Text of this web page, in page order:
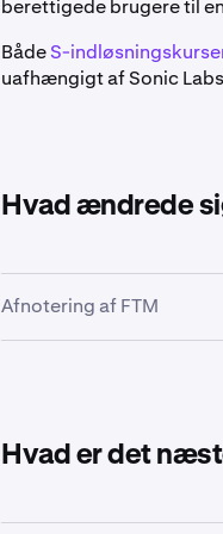
berettigede brugere til
BådeS-
uafhængigt af Sonic
Hvad ændrede
Afnotering af FTM
Bemærk venligst:
Hvad er det